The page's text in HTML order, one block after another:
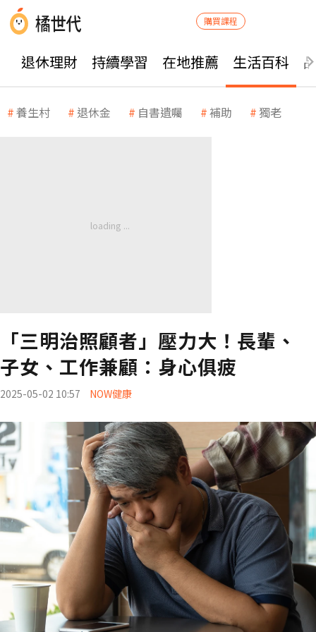
購買課程
退休理財 持續學習 在地推薦 生活百科
養生村 退休金 自書遺囑 補助 獨老
「三明治照顧者」壓力大！長輩、
子女、工作兼顧：身心俱疲
2025-05-02 10:57 NOW健康